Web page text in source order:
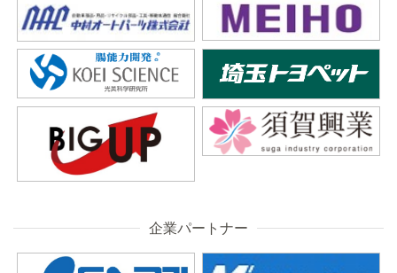
企業パートナー